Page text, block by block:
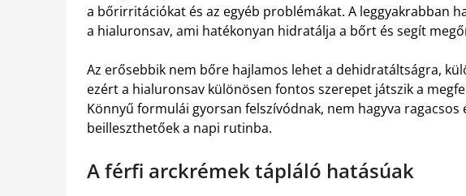
a bőrirritációkat és az egyéb problémákat. A leggyakrabban
a hialuronsav, ami hatékonyan hidratálja a bőrt és segít
Az erősebbik nem bőre hajlamos lehet a dehidratáltságra,
ezért a hialuronsav különösen fontos szerepet játszik a
Könnyű formulái gyorsan felszívódnak, nem hagyva ragacsos
beilleszthetőek a napi rutinba.
A férfi arckrémek tápláló hatásúak